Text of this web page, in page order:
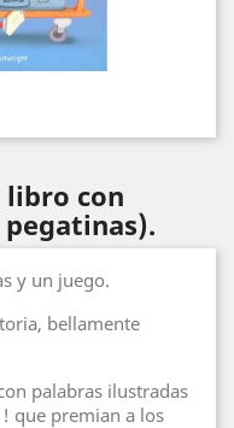
libro con
pegatinas).
y un juego.
bellamente
palabras ilustradas
que premian a los